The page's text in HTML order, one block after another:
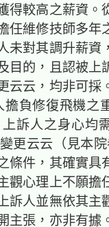
得較高之薪資。
任維修技師多年
未對其調升薪資
目的，且認被上
云云，均非可採
負修復飛機之
訴人之身心均
更云云（見本
條件，其確實具
觀心理上不願擔
訴人並無依其主
主張，亦非有據